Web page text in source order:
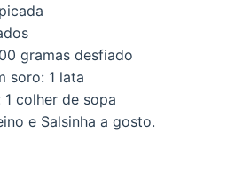
gramas desfiado
soro: 1 lata
colher de sopa
e Salsinha a gosto.